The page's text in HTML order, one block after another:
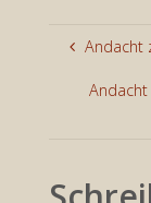
Andacht